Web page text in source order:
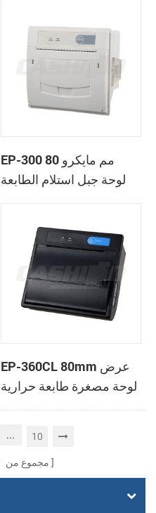
EP-300 80 مم مايكرو
لوحة جبل استلام الطابعة
EP-360CL 80mm عرض
لوحة مصغرة طابعة حرارية
مع لصناعة السيارات في
... 10
مجموع من